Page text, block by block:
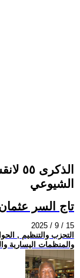
الشيوعي
تاج السر
2025 / 9 / 15
التحزب والتنظيم ,
والمنظمات اليسارية